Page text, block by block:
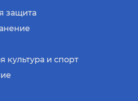
защита
культура и спорт